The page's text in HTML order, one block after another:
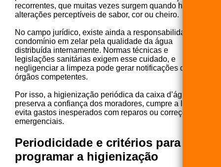
recorrentes, que muitas vezes surgem quando há
alterações perceptíveis de sabor, cor ou cheiro.
No campo jurídico, existe ainda a responsabilidade do
condomínio em zelar pela qualidade da água
distribuída internamente. Normas técnicas e
legislações sanitárias exigem esse cuidado, e
negligenciar a limpeza pode gerar notificações dos
órgãos competentes.
Por isso, a higienização periódica da caixa d’água
preserva a confiança dos moradores, cumpre a lei e
evita gastos inesperados com reparos ou correções
emergenciais.
Periodicidade e critérios para
programar a higienização